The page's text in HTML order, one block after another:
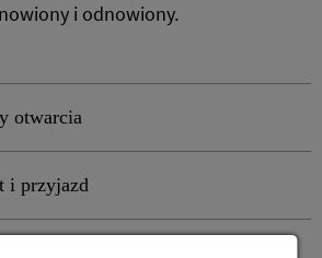
i odnowiony.
otwarcia
i przyjazd